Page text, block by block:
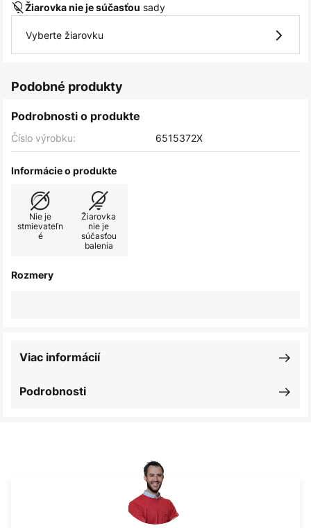
Žiarovka nie je súčasťou sady
Vyberte žiarovku
Podobné produkty
Podrobnosti o produkte
Číslo výrobku: 6515372X
Informácie o produkte
Nie je
stmievateľn
é
Žiarovka
nie je
súčasťou
balenia
Rozmery
Podrobnosti
Viac informácií